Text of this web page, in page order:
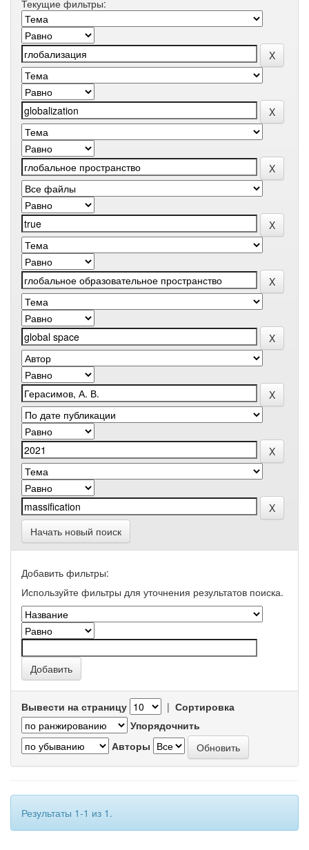
Текущие фильтры:
Начать новый поиск
Добавить фильтры:
Используйте фильтры для уточнения результатов поиска.
Вывести на страницу | Сортировка
Упорядочнить
Авторы
Результаты 1-1 из 1.